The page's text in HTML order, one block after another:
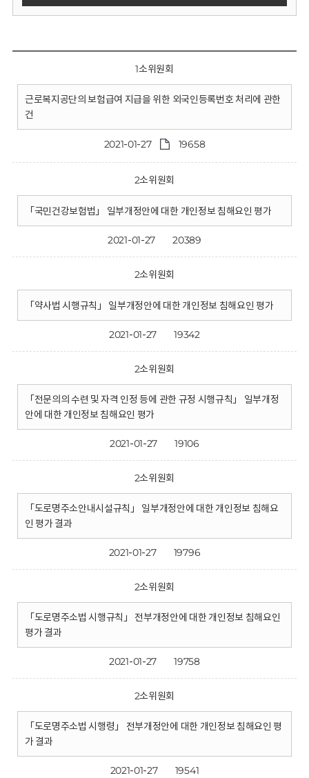
1소위원회
근로복지공단의 보험급여 지급을 위한 외국인등록번호 처리에 관한
건
2021-01-27 19658
2소위원회
「국민건강보험법」 일부개정안에 대한 개인정보 침해요인 평가
2021-01-27 20389
2소위원회
「약사법 시행규칙」 일부개정안에 대한 개인정보 침해요인 평가
2021-01-27 19342
2소위원회
「전문의의 수련 및 자격 인정 등에 관한 규정 시행규칙」 일부개정
안에 대한 개인정보 침해요인 평가
2021-01-27 19106
2소위원회
「도로명주소안내시설규칙」 일부개정안에 대한 개인정보 침해요
인 평가 결과
2021-01-27 19796
2소위원회
「도로명주소법 시행규칙」 전부개정안에 대한 개인정보 침해요인
평가 결과
2021-01-27 19758
2소위원회
「도로명주소법 시행령」 전부개정안에 대한 개인정보 침해요인 평
가 결과
2021-01-27 19541